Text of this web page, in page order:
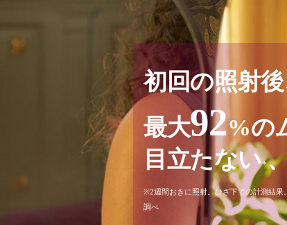
初回の照射
最大92%の
目立たない*
※2週間おきに照射。ひざ下での計測結果
調べ